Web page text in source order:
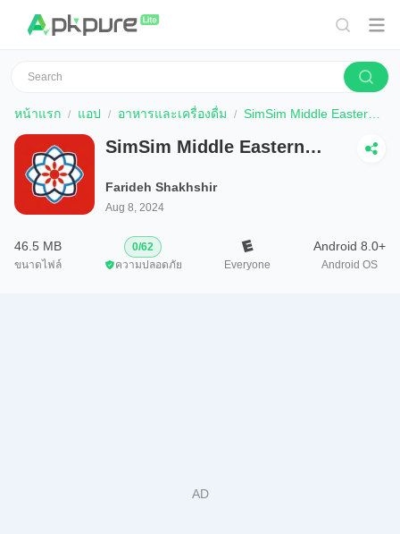
หน้าแรก แอป อาหารและเครื่องดื่ม SimSim Middle Eastern Recipes
SimSim Middle Eastern
Farideh Shakhshir
Aug 8, 2024
46.5 MB
ขนาดไฟล์
0/62
ความปลอดภัย
Everyone
Android 8.0+
Android OS